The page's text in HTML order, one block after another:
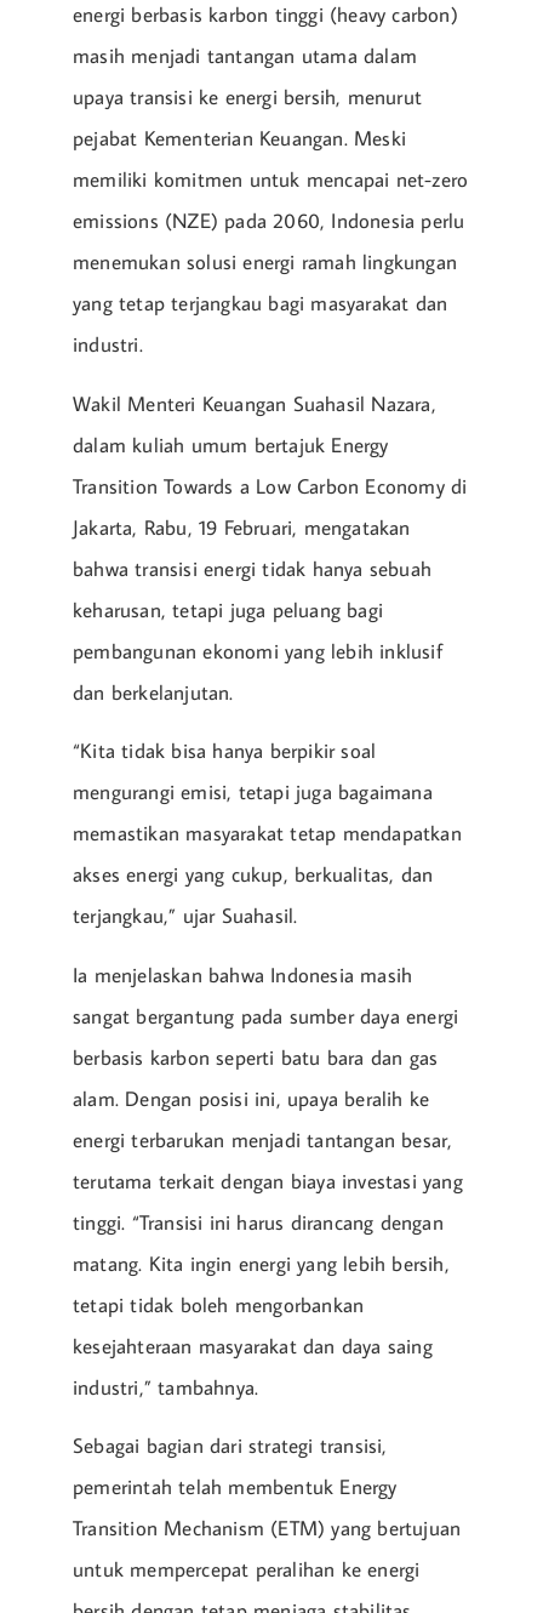
energi berbasis karbon tinggi (heavy carbon)
masih menjadi tantangan utama dalam
upaya transisi ke energi bersih, menurut
pejabat Kementerian Keuangan. Meski
memiliki komitmen untuk mencapai net-zero
emissions (NZE) pada 2060, Indonesia perlu
menemukan solusi energi ramah lingkungan
yang tetap terjangkau bagi masyarakat dan
industri.
Wakil Menteri Keuangan Suahasil Nazara,
dalam kuliah umum bertajuk Energy
Transition Towards a Low Carbon Economy di
Jakarta, Rabu, 19 Februari, mengatakan
bahwa transisi energi tidak hanya sebuah
keharusan, tetapi juga peluang bagi
pembangunan ekonomi yang lebih inklusif
dan berkelanjutan.
“Kita tidak bisa hanya berpikir soal
mengurangi emisi, tetapi juga bagaimana
memastikan masyarakat tetap mendapatkan
akses energi yang cukup, berkualitas, dan
terjangkau,” ujar Suahasil.
Ia menjelaskan bahwa Indonesia masih
sangat bergantung pada sumber daya energi
berbasis karbon seperti batu bara dan gas
alam. Dengan posisi ini, upaya beralih ke
energi terbarukan menjadi tantangan besar,
terutama terkait dengan biaya investasi yang
tinggi. “Transisi ini harus dirancang dengan
matang. Kita ingin energi yang lebih bersih,
tetapi tidak boleh mengorbankan
kesejahteraan masyarakat dan daya saing
industri,” tambahnya.
Sebagai bagian dari strategi transisi,
pemerintah telah membentuk Energy
Transition Mechanism (ETM) yang bertujuan
untuk mempercepat peralihan ke energi